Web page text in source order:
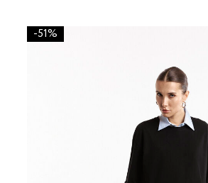
-51%